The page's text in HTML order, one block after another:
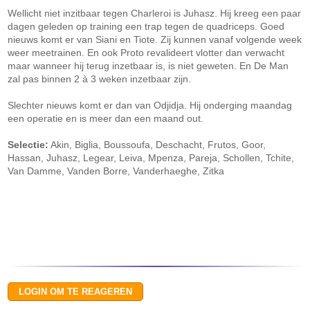
Wellicht niet inzitbaar tegen Charleroi is Juhasz. Hij kreeg een paar
dagen geleden op training een trap tegen de quadriceps. Goed
nieuws komt er van Siani en Tiote. Zij kunnen vanaf volgende week
weer meetrainen. En ook Proto revalideert vlotter dan verwacht
maar wanneer hij terug inzetbaar is, is niet geweten. En De Man
zal pas binnen 2 à 3 weken inzetbaar zijn.
Slechter nieuws komt er dan van Odjidja. Hij onderging maandag
een operatie en is meer dan een maand out.
Selectie: Akin, Biglia, Boussoufa, Deschacht, Frutos, Goor,
Hassan, Juhasz, Legear, Leiva, Mpenza, Pareja, Schollen, Tchite,
Van Damme, Vanden Borre, Vanderhaeghe, Zitka